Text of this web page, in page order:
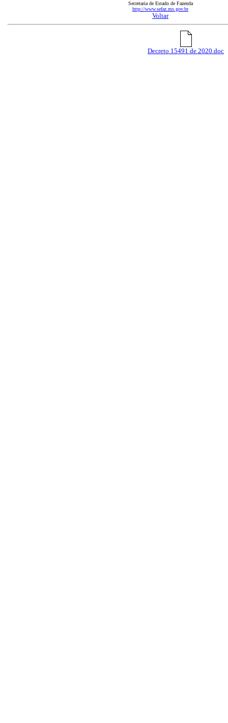
Secretaria de Estado de Fazenda
http://www.sefaz.ms.gov.br
Voltar
Decreto 15491 de 2020.doc